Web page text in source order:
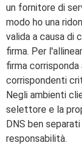
un fornitore di
modo ho una
valida a causa di
firma. Per
firma
corrispondenti
Negli ambienti
selettore e la
DNS ben
responsabilità.